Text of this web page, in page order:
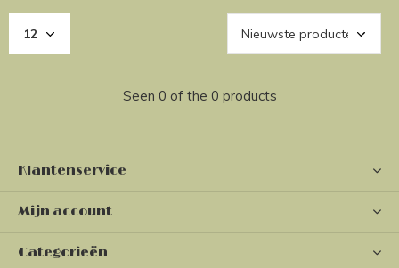
Seen 0 of the 0 products
Klantenservice
Mijn account
Categorieën